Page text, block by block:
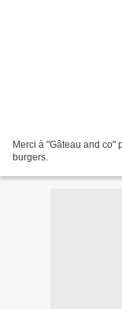
Merci à "Gâteau and co"
burgers.